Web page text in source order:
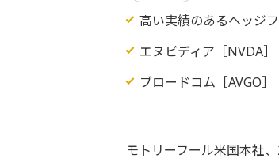
高い実績のあるヘッジ
エヌビディア［NVDA
ブロードコム［AVGO
モトリーフール米国本社